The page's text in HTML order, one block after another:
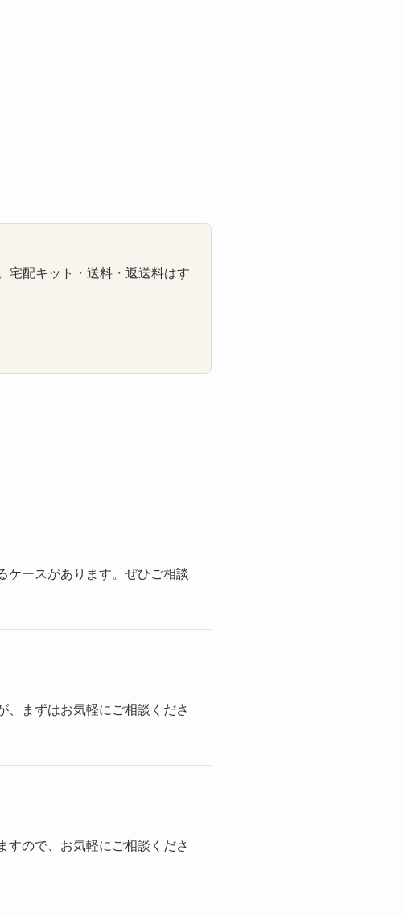
宅配キット・送料・返送料はす
ケースがあります。ぜひご相談
、まずはお気軽にご相談くださ
すので、お気軽にご相談くださ